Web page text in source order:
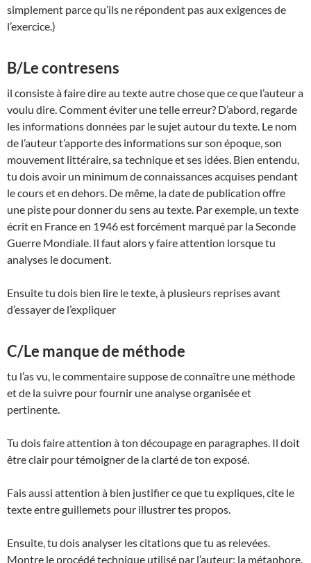
simplement parce qu’ils ne répondent pas aux exigences de
l’exercice.)
B/Le contresens
il consiste à faire dire au texte autre chose que ce que l’auteur a
voulu dire. Comment éviter une telle erreur? D’abord, regarde
les informations données par le sujet autour du texte. Le nom
de l’auteur t’apporte des informations sur son époque, son
mouvement littéraire, sa technique et ses idées. Bien entendu,
tu dois avoir un minimum de connaissances acquises pendant
le cours et en dehors. De même, la date de publication offre
une piste pour donner du sens au texte. Par exemple, un texte
écrit en France en 1946 est forcément marqué par la Seconde
Guerre Mondiale. Il faut alors y faire attention lorsque tu
analyses le document.
Ensuite tu dois bien lire le texte, à plusieurs reprises avant
d’essayer de l’expliquer
C/Le manque de méthode
tu l’as vu, le commentaire suppose de connaître une méthode
et de la suivre pour fournir une analyse organisée et
pertinente.
Tu dois faire attention à ton découpage en paragraphes. Il doit
être clair pour témoigner de la clarté de ton exposé.
Fais aussi attention à bien justifier ce que tu expliques, cite le
texte entre guillemets pour illustrer tes propos.
Ensuite, tu dois analyser les citations que tu as relevées.
Montre le procédé technique utilisé par l’auteur: la métaphore,